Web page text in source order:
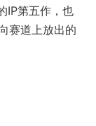
IP第五作，也
赛道上放出的